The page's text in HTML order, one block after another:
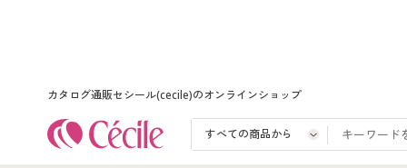
カタログ通販セシール(cecile)のオンラインショップ